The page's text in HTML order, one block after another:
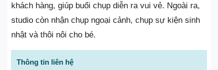
khách hàng, giúp buổi chụp diễn ra vui vẻ. Ngoài ra,
studio còn nhận chụp ngoại cảnh, chụp sự kiện sinh
nhật và thôi nôi cho bé.
Thông tin liên hệ